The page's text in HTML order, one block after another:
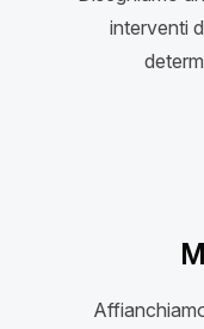
interventi